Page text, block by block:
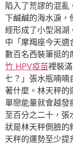
陷入了荒謬的混
下鹹鹹的海水淚，
經形成了小型潟湖
中「摩羯座今天適
數百名西裝筆挺的
竹 HPV疫苗裡裝
七？」張水瓶喃喃
著什麼。林天秤的
單戀能量就會越發
至百分之二十，張
狀是林天秤側臉的
天秤的運勢至少提